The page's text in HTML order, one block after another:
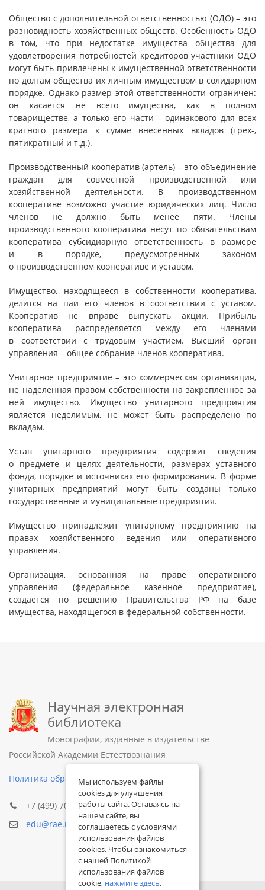
Общество с дополнительной ответственностью (ОДО) – это
разновидность хозяйственных обществ. Особенность ОДО
в том, что при недостатке имущества общества для
удовлетворения потребностей кредиторов участники ОДО
могут быть привлечены к имущественной ответственности
по долгам общества их личным имуществом в солидарном
порядке. Однако размер этой ответственности ограничен:
он касается не всего имущества, как в полном
товариществе, а только его части – одинакового для всех
кратного размера к сумме внесенных вкладов (трех-,
пятикратный и т.д.).
Производственный кооператив (артель) – это объединение
граждан для совместной производственной или
хозяйственной деятельности. В производственном
кооперативе возможно участие юридических лиц. Число
членов не должно быть менее пяти. Члены
производственного кооператива несут по обязательствам
кооператива субсидиарную ответственность в размере
и в порядке, предусмотренных законом
о производственном кооперативе и уставом.
Имущество, находящееся в собственности кооператива,
делится на паи его членов в соответствии с уставом.
Кооператив не вправе выпускать акции. Прибыль
кооператива распределяется между его членами
в соответствии с трудовым участием. Высший орган
управления – общее собрание членов кооператива.
Унитарное предприятие – это коммерческая организация,
не наделенная правом собственности на закрепленное за
ней имущество. Имущество унитарного предприятия
является неделимым, не может быть распределено по
вкладам.
Устав унитарного предприятия содержит сведения
о предмете и целях деятельности, размерах уставного
фонда, порядке и источниках его формирования. В форме
унитарных предприятий могут быть созданы только
государственные и муниципальные предприятия.
Имущество принадлежит унитарному предприятию на
правах хозяйственного ведения или оперативного
управления.
Организация, основанная на праве оперативного
управления (федеральное казенное предприятие),
создается по решению Правительства РФ на базе
имущества, находящегося в федеральной собственности.
Научная электронная
библиотека
Монографии, изданные в издательстве
Российской Академии Естествознания
Политика обработки персональных данных
+7 (499) 705-72-30
edu@rae.ru
Мы используем файлы
cookies для улучшения
работы сайта. Оставаясь на
нашем сайте, вы
соглашаетесь с условиями
использования файлов
cookies. Чтобы ознакомиться
с нашей Политикой
использования файлов
cookie, нажмите здесь.